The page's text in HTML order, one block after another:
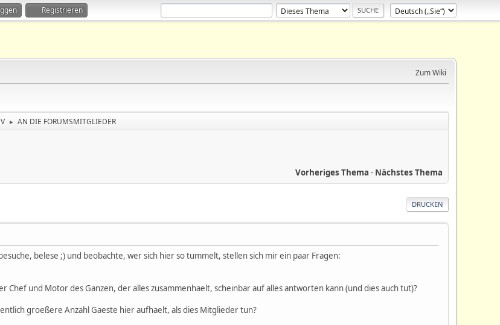
Registrieren
Zum Wiki
► AN DIE FORUMSMITGLIEDER
Vorheriges Thema - Nächstes Thema
DRUCKEN
belese ;) und beobachte, wer sich hier so tummelt, stellen sich mir ein paar Fragen:
Chef und Motor des Ganzen, der alles zusammenhaelt, scheinbar auf alles antworten kann (und dies auch tut)?
groeßere Anzahl Gaeste hier aufhaelt, als dies Mitglieder tun?